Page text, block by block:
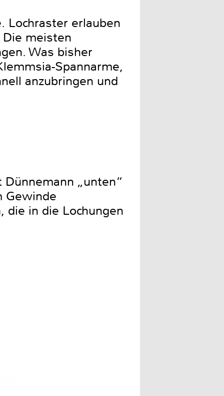
Lochraster erlauben
Die meisten
Was bisher
Spannarme,
anzubringen und
„unten“
Gewinde
die in die Lochungen